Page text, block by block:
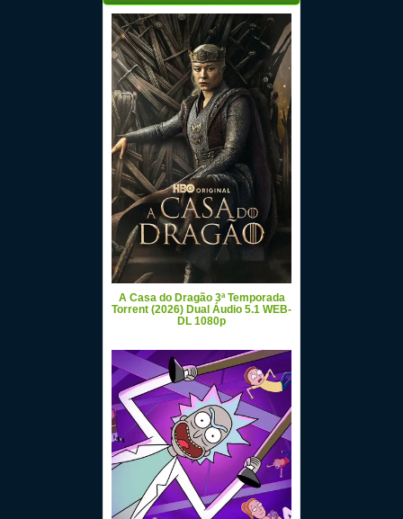
A Casa do Dragão 3ª Temporada
Torrent (2026) Dual Áudio 5.1 WEB-
DL 1080p